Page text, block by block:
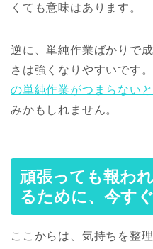
くても意味はあります。
逆に、単純作業ばかりで
さは強くなりやすいです
の単純作業がつまらない
みかもしれません。
頑張っても報わ
るために、今す
ここからは、気持ちを整